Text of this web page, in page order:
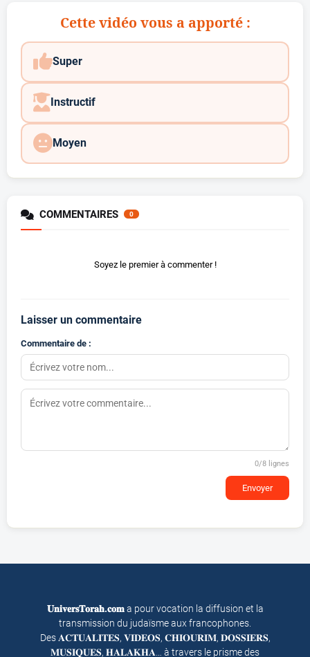
Cette vidéo vous a apporté :
Super
Instructif
Moyen
COMMENTAIRES 0
Soyez le premier à commenter !
Laisser un commentaire
Commentaire de :
0/8 lignes
Envoyer
𝐔𝐧𝐢𝐯𝐞𝐫𝐬𝐓𝐨𝐫𝐚𝐡.𝐜𝐨𝐦a pour vocation la diffusion et la
transmission du judaïsme aux francophones.
Des 𝐀𝐂𝐓𝐔𝐀𝐋𝐈𝐓𝐄𝐒, 𝐕𝐈𝐃𝐄𝐎𝐒, 𝐂𝐇𝐈𝐎𝐔𝐑𝐈𝐌, 𝐃𝐎𝐒𝐒𝐈𝐄𝐑𝐒,
𝐌𝐔𝐒𝐈𝐐𝐔𝐄𝐒, 𝐇𝐀𝐋𝐀𝐊𝐇𝐀… à travers le prisme des